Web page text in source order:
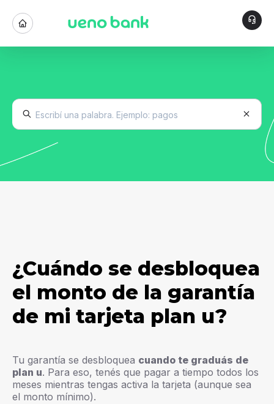
¿Cuándo se desbloquea
el monto de la garantía
de mi tarjeta plan u?
Tu garantía se desbloquea cuando te graduás de
plan u. Para eso, tenés que pagar a tiempo todos los
meses mientras tengas activa la tarjeta (aunque sea
el monto mínimo).